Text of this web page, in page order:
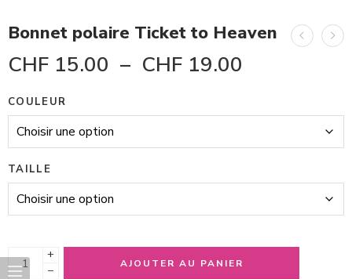
Bonnet polaire Ticket to Heaven
CHF 15.00 – CHF 19.00
COULEUR
TAILLE
+
−
AJOUTER AU PANIER